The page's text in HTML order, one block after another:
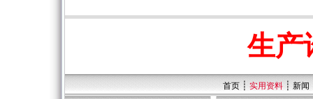
生产
首页 ┊ 实用资料 ┊ 新闻